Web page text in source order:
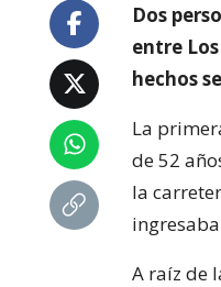
Dos
entre
hechos
La
de 52
la
A raíz de